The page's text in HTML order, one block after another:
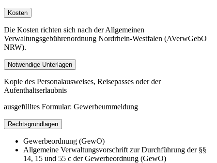
Kosten
Die Kosten richten sich nach der Allgemeinen
Verwaltungsgebührenordnung Nordrhein-Westfalen (AVerwGebO
NRW).
Notwendige Unterlagen
Kopie des Personalausweises, Reisepasses oder der
Aufenthaltserlaubnis
ausgefülltes Formular: Gewerbeummeldung
Rechtsgrundlagen
Gewerbeordnung (GewO)
Allgemeine Verwaltungsvorschrift zur Durchführung der §§
14, 15 und 55 c der Gewerbeordnung (GewO)